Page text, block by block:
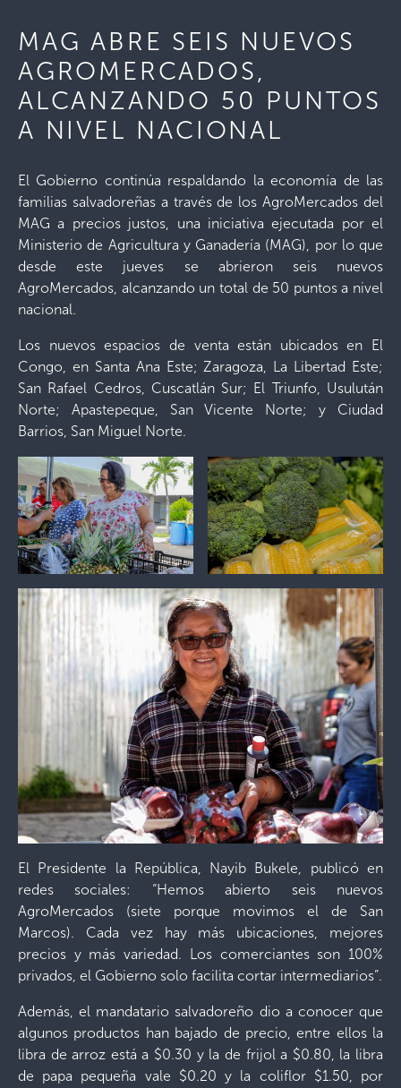
MAG ABRE SEIS NUEVOS
AGROMERCADOS,
ALCANZANDO 50 PUNTOS
A NIVEL NACIONAL
El Gobierno continúa respaldando la economía de las
familias salvadoreñas a través de los AgroMercados del
MAG a precios justos, una iniciativa ejecutada por el
Ministerio de Agricultura y Ganadería (MAG), por lo que
desde este jueves se abrieron seis nuevos
AgroMercados, alcanzando un total de 50 puntos a nivel
nacional.
Los nuevos espacios de venta están ubicados en El
Congo, en Santa Ana Este; Zaragoza, La Libertad Este;
San Rafael Cedros, Cuscatlán Sur; El Triunfo, Usulután
Norte; Apastepeque, San Vicente Norte; y Ciudad
Barrios, San Miguel Norte.
El Presidente la República, Nayib Bukele, publicó en
redes sociales: “Hemos abierto seis nuevos
AgroMercados (siete porque movimos el de San
Marcos). Cada vez hay más ubicaciones, mejores
precios y más variedad. Los comerciantes son 100%
privados, el Gobierno solo facilita cortar intermediarios”.
Además, el mandatario salvadoreño dio a conocer que
algunos productos han bajado de precio, entre ellos la
libra de arroz está a $0.30 y la de frijol a $0.80, la libra
de papa pequeña vale $0.20 y la coliflor $1.50, por